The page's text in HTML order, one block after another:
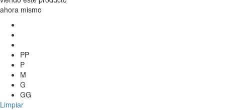
ahora mismo
PP
P
M
G
GG
Limpiar